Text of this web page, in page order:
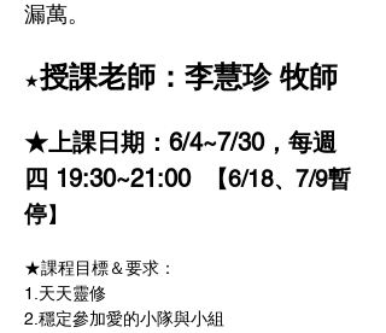
漏萬。
★授課老師：李慧珍 牧師
★上課日期：6/4~7/30，每週
四 19:30~21:00
【6/18、 7/9暫
停】
★課程目標＆要求：
1.天天靈修
2.穩定參加愛的小隊與小組